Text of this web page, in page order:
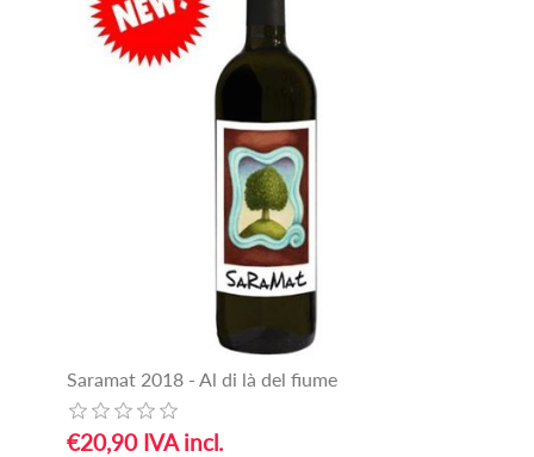
Saramat 2018 - Al di là del fiume
€20,90 IVA incl.